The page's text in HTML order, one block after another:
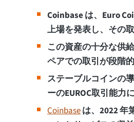
Coinbase は、Euro
上場を発表し、その
この資産の十分な供給
ペアでの取引が段階
ステーブルコインの
ーのEUROC取引能力
Coinbaseは、2022 年